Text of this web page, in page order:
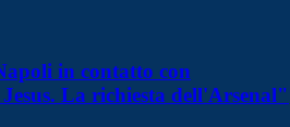
in contatto con
La richiesta dell'Arsenal"